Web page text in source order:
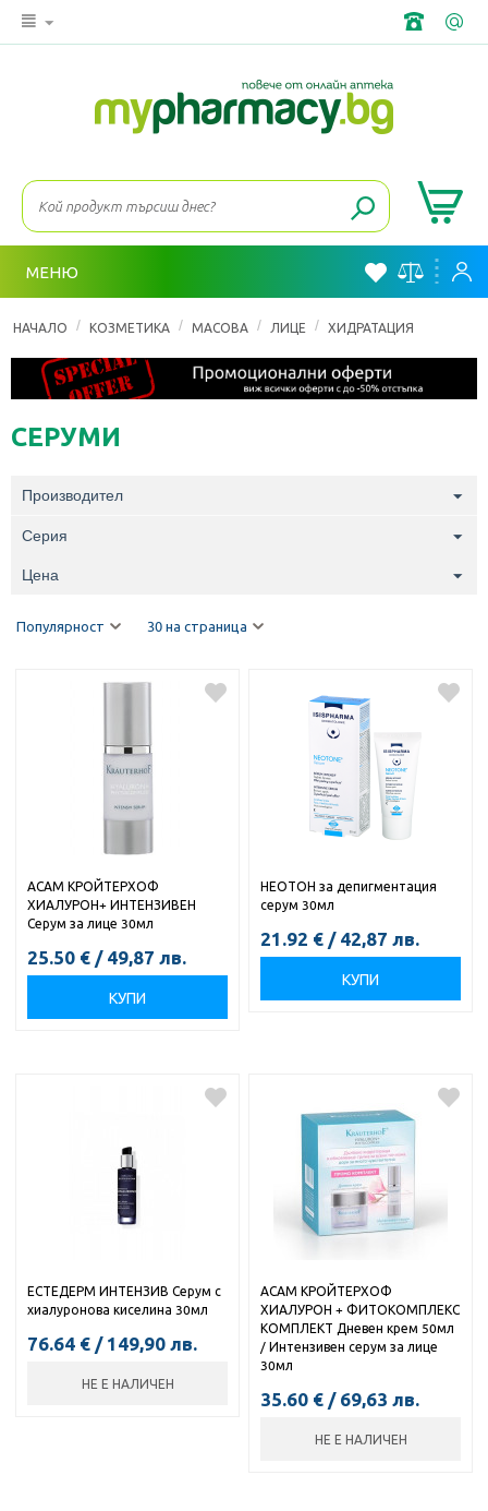
МЕНЮ
НАЧАЛО / КОЗМЕТИКА / МАСОВА / ЛИЦЕ / ХИДРАТАЦИЯ
СЕРУМИ
Производител
Серия
Цена
Популярност 30 на страница
АСАМ КРОЙТЕРХОФ
ХИАЛУРОН+ ИНТЕНЗИВЕН
Серум за лице 30мл
25.50 € / 49,87 лв.
КУПИ
НЕОТОН за депигментация
серум 30мл
21.92 € / 42,87 лв.
КУПИ
ЕСТЕДЕРМ ИНТЕНЗИВ Серум с
хиалуронова киселина 30мл
76.64 € / 149,90 лв.
НЕ Е НАЛИЧЕН
АСАМ КРОЙТЕРХОФ
ХИАЛУРОН + ФИТОКОМПЛЕКС
КОМПЛЕКТ Дневен крем 50мл
/ Интензивен серум за лице
30мл
35.60 € / 69,63 лв.
НЕ Е НАЛИЧЕН